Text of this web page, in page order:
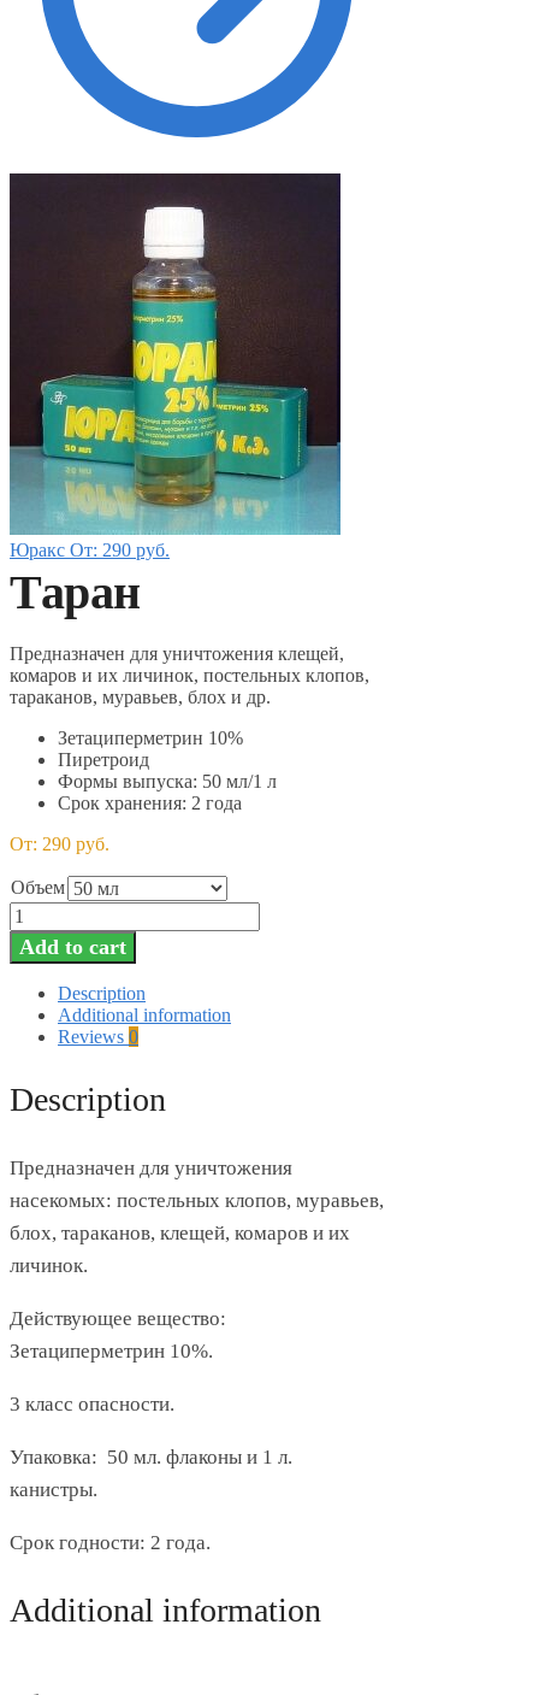
Юракс От: 290 руб.
Таран
Предназначен для уничтожения клещей,
комаров и их личинок, постельных клопов,
тараканов, муравьев, блох и др.
Зетациперметрин 10%
Пиретроид
Формы выпуска: 50 мл/1 л
Срок хранения: 2 года
От: 290 руб.
Объем
Таран
quantity
Add to cart
Description
Additional information
Reviews 0
Description
Предназначен для уничтожения
насекомых: постельных клопов, муравьев,
блох, тараканов, клещей, комаров и их
личинок.
Действующее вещество:
Зетациперметрин 10%.
3 класс опасности.
Упаковка: 50 мл. флаконы и 1 л.
канистры.
Срок годности: 2 года.
Additional information